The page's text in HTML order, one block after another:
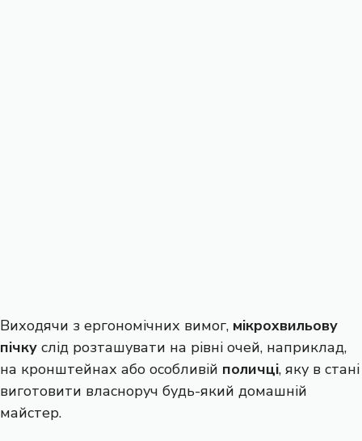
Виходячи з ергономічних вимог, мікрохвильову
пічку слід розташувати на рівні очей, наприклад,
на кронштейнах або особливій поличці, яку в стані
виготовити власноруч будь-який домашній
майстер.